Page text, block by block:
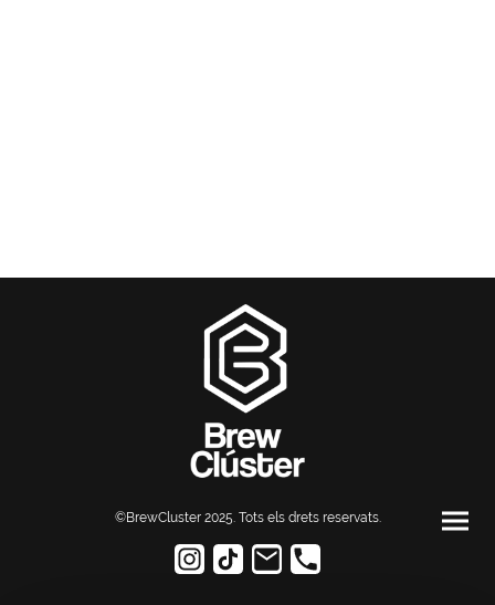
©BrewCluster 2025. Tots els drets reservats.